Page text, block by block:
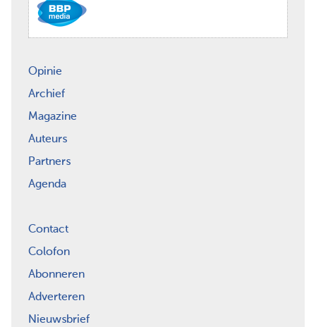
Opinie
Archief
Magazine
Auteurs
Partners
Agenda
Contact
Colofon
Abonneren
Adverteren
Nieuwsbrief